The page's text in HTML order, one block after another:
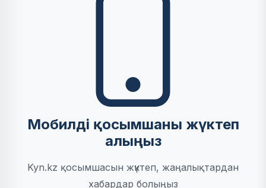
Мобилді қосымшаны жүктеп
алыңыз
Kyn.kz қосымшасын жүктеп, жаңалықтардан
хабардар болыңыз